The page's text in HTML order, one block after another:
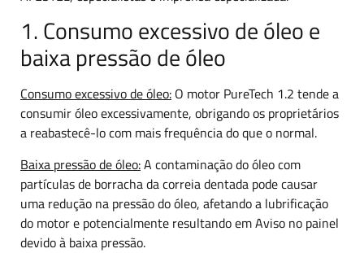
1. Consumo excessivo de óleo e
baixa pressão de óleo
Consumo excessivo de óleo: O motor PureTech 1.2 tende a
consumir óleo excessivamente, obrigando os proprietários
a reabastecê-lo com mais frequência do que o normal.
Baixa pressão de óleo:A contaminação do óleo com
partículas de borracha da correia dentada pode causar
uma redução na pressão do óleo, afetando a lubrificação
do motor e potencialmente resultando emAviso no painel
devido à baixa pressão.